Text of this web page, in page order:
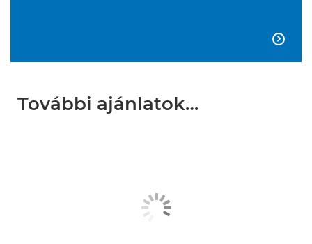

További ajánlatok…